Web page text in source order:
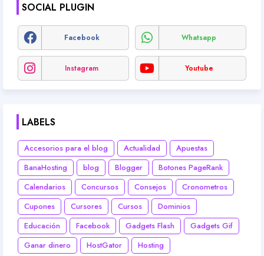
SOCIAL PLUGIN
Facebook Whatsapp
Instagram Youtube
LABELS
Accesorios para el blog Actualidad
Apuestas
BanaHosting
blog Blogger
Botones PageRank
Calendarios
Concursos Consejos
Cronometros
Cupones
Cursores Cursos
Dominios
Educación
Facebook Gadgets Flash
Gadgets Gif
Ganar dinero
HostGator Hosting